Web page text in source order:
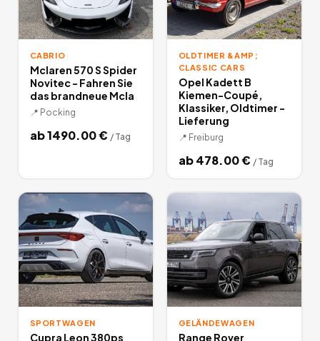
CABRIO
Mclaren 570 S Spider
Novitec - Fahren Sie
das brandneue Mcla
📍 Pocking
ab1490.00€ / Tag
OLDTIMER &AMP;
CLASSIC CARS
Opel Kadett B
Kiemen-Coupé,
Klassiker, Oldtimer -
Lieferung
📍 Freiburg
ab478.00€ / Tag
SPORTWAGEN
Cupra Leon 380ps
GELÄNDEWAGEN
Range Rover